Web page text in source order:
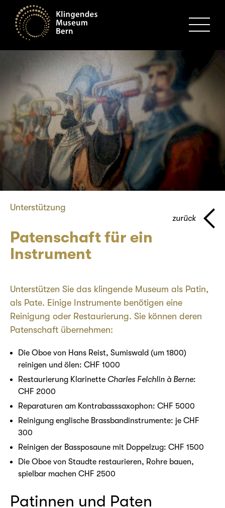
Unterstützung
Patenschaft für ein
Instrument
zurück
Unterstützen Sie das klingende Museum als Patin,
als Pate. Einige Instrumente benötigen eine
Reinigung oder Restaurierung. Sie können deren
Patenschaft übernehmen:
Die Oboe von Hans Reist, Sumiswald (um 1800)
reinigen und ölen: CHF 1000
Restaurierung Klarinette Charles Felchlin à Berne:
CHF 2000
Reparaturen am Kontrabasssaxophon: CHF 5000
Reinigung englische Brassbandinstrumente: je CHF
300
Reinigen der Bassposaune mit Doppelzug: CHF 1500
Die Oboe von Staudte restaurieren, Rohre bauen,
spielbar machen CHF 2500
Patinnen und Paten